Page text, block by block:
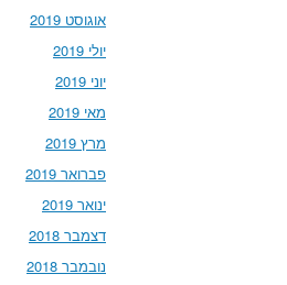
אוגוסט 2019
יולי 2019
יוני 2019
מאי 2019
מרץ 2019
פברואר 2019
ינואר 2019
דצמבר 2018
נובמבר 2018